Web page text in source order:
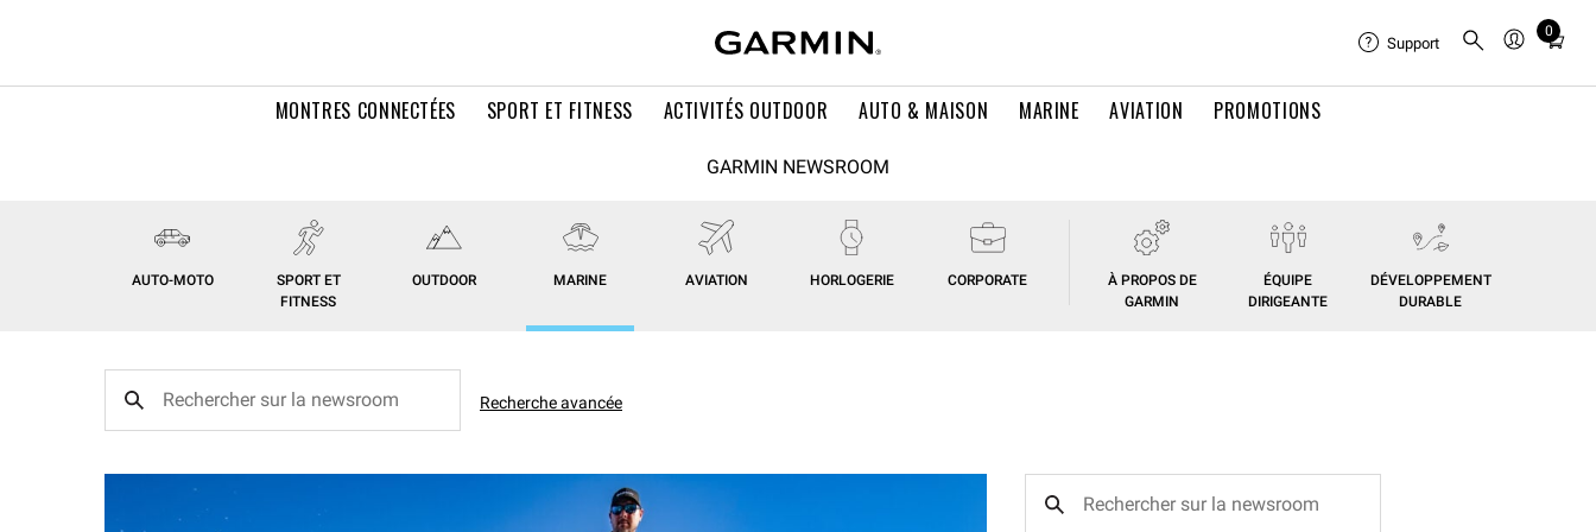
MONTRES CONNECTÉES SPORT ET FITNESS ACTIVITÉS OUTDOOR AUTO & MAISON MARINE AVIATION PROMOTIONS
Support
0
Total
in
GARMIN NEWSROOM
AUTO-MOTO
SPORT ET
FITNESS
OUTDOOR MARINE AVIATION HORLOGERIE CORPORATE
À PROPOS DE
GARMIN
ÉQUIPE
DIRIGEANTE
DÉVELOPPEMENT
DURABLE
Recherche avancée